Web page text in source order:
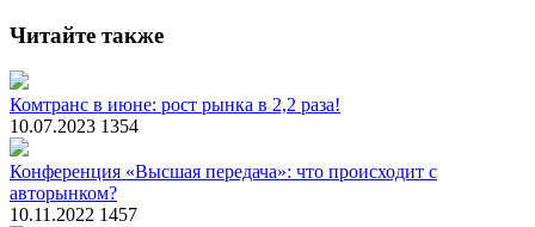
Читайте также
Комтранс в июне: рост рынка в 2,2 раза!
10.07.2023 1354
Конференция «Высшая передача»: что происходит с
авторынком?
10.11.2022 1457